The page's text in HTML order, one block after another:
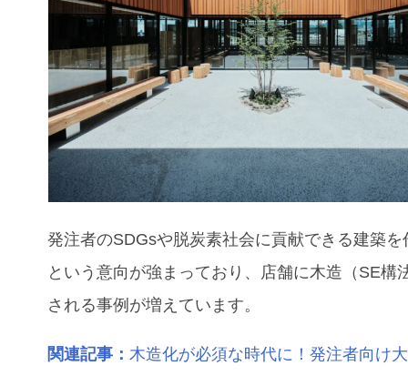
発注者のSDGsや脱炭素社会に貢献できる建築を
という意向が強まっており、店舗に木造（SE構
される事例が増えています。
関連記事： 木造化が必須な時代に！発注者向け